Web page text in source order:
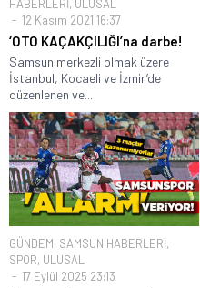
HABERLERİ, ULUSAL
12 Kasım 2021 16:37
‘OTO KAÇAKÇILIĞI’na darbe!
Samsun merkezli olmak üzere
İstanbul, Kocaeli ve İzmir’de
düzenlenen ve...
GÜNDEM, SAMSUN HABERLERİ,
SPOR, ULUSAL
17 Eylül 2025 23:13